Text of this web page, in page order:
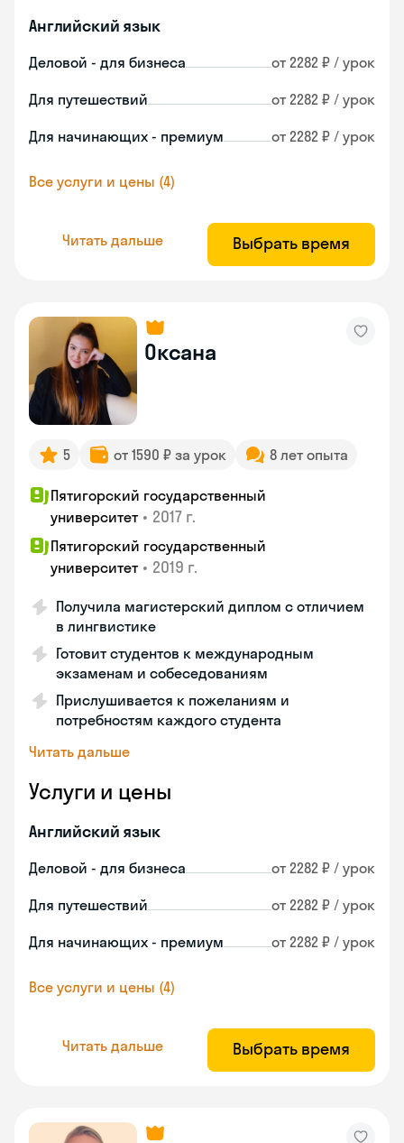
Английский язык
Деловой - для бизнеса от 2282 ₽ / урок
Для путешествий от 2282 ₽ / урок
Для начинающих - премиум от 2282 ₽ / урок
Все услуги и цены (4)
Читать дальше Выбрать время
Оксана
5 от 1590 ₽ за урок 8 лет опыта
Пятигорский государственный
университет • 2017 г.
Пятигорский государственный
университет • 2019 г.
Получила магистерский диплом с отличием
в лингвистике
Готовит студентов к международным
экзаменам и собеседованиям
Прислушивается к пожеланиям и
потребностям каждого студента
Читать дальше
Услуги и цены
Английский язык
Деловой - для бизнеса от 2282 ₽ / урок
Для путешествий от 2282 ₽ / урок
Для начинающих - премиум от 2282 ₽ / урок
Все услуги и цены (4)
Читать дальше Выбрать время